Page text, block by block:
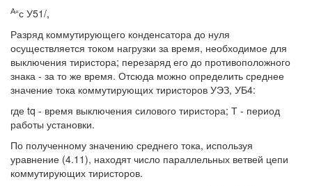
А“с У51/,
Разряд коммутирующего конденсатора до нуля
осуществляется током нагрузки за время, необходимое для
выключения тиристора; перезаряд его до противоположного
знака - за то же время. Отсюда можно определить среднее
значение тока коммутирующих тиристоров УЭЗ, УБ4:
где tq - время выключения силового тиристора; Т - период
работы установки.
По полученному значению среднего тока, используя
уравнение (4.11), находят число параллельных ветвей цепи
коммутирующих тиристоров.